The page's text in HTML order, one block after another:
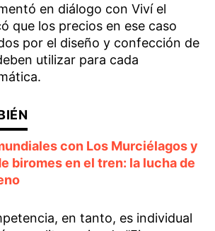
en diálogo con Viví el
que los precios en ese caso
por el diseño y confección de
utilizar para cada
con Los Murciélagos y
biromes en el tren: la lucha de
en tanto, es individual